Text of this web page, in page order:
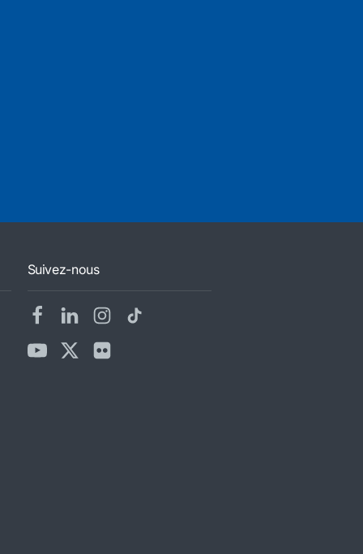
Suivez-nous